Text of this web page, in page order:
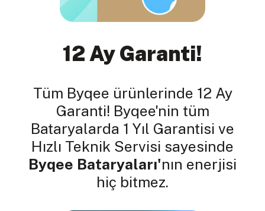
12 Ay Garanti!
Tüm Byqee ürünlerinde 12 Ay
Garanti! Byqee'nin tüm
Bataryalarda 1 Yıl Garantisi ve
Hızlı Teknik Servisi sayesinde
Byqee Bataryaları'nın enerjisi
hiç bitmez.